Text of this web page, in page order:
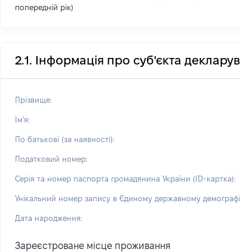
попередній рік)
2.1. Інформація про суб'єкта
Прізвище:
Ім'я:
По батькові (за наявності):
Податковий номер:
Серія та номер паспорта громадянина України (ID-картка):
Унікальний номер запису в Єдиному державному
Дата народження:
Зареєстроване місце проживання